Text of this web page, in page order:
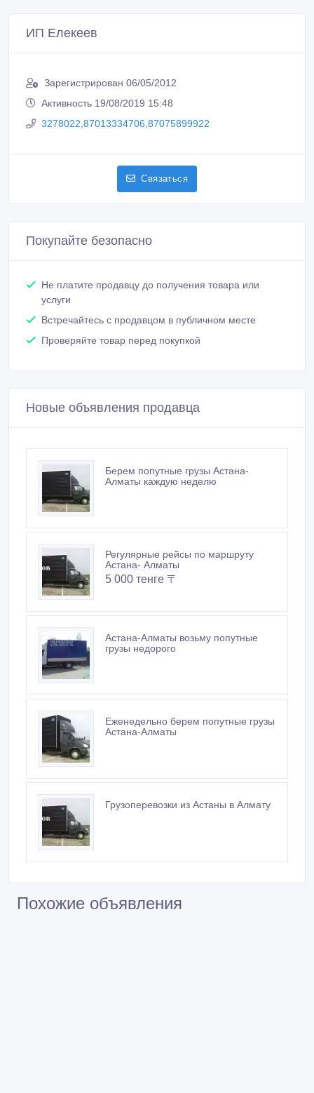
ИП Елекеев
Зарегистрирован 06/05/2012
Активность 19/08/2019 15:48
3278022,87013334706,87075899922
Связаться
Покупайте безопасно
Не платите продавцу до получения товара или
услуги
Встречайтесь с продавцом в публичном месте
Проверяйте товар перед покупкой
Новые объявления продавца
Берем попутные грузы Астана-
Алматы каждую неделю
Регулярные рейсы по маршруту
Астана- Алматы
5 000 тенге 〒
Астана-Алматы возьму попутные
грузы недорого
Еженедельно берем попутные грузы
Астана-Алматы
Грузоперевозки из Астаны в Алмату
Похожие объявления